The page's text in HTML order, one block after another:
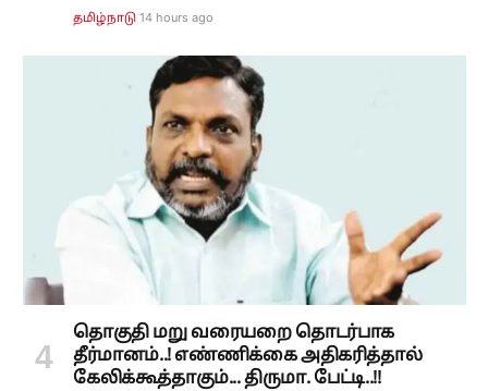
தமிழ்நாடு 14 hours ago
தொகுதி மறு வரையறை தொடர்பாக
தீர்மானம்..! எண்ணிக்கை அதிகரித்தால்
கேலிக்கூத்தாகும்... திருமா. பேட்டி..!!